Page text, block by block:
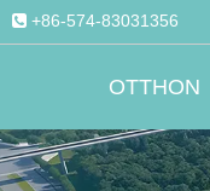
+86-574-83031356
OTTHON